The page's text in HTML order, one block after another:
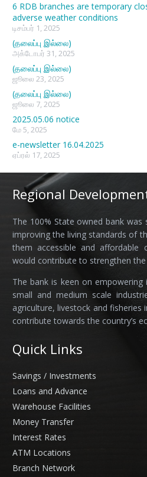
6 RDB branches are temporary
adverse weather conditions
டிசம்பர் 1, 2025
(தலைப்பு இல்லை)
அக்டோபர் 31, 2025
(தலைப்பு இல்லை)
ஜூலை 23, 2025
(தலைப்பு இல்லை)
ஜூலை 7, 2025
2025.05.06 notice
மே 5, 2025
e-newsletter 16.04.2025
ஏப்ரல் 17, 2025
Regional
The 100% State owned bank
improving the living standards of
them accessible and
would contribute to strengthen
The bank is keen on empowering
small and medium scale
agriculture, livestock and fisheries
contribute towards the country’s
Quick Links
Savings / Investments
Loans and Advance
Warehouse Facilities
Money Transfer
Interest Rates
ATM Locations
Branch Network